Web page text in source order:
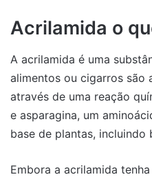
Acrilamida o
A acrilamida é uma
alimentos ou cigarros são
através de uma reação
e asparagina, um
base de plantas, incluindo
Embora a acrilamida